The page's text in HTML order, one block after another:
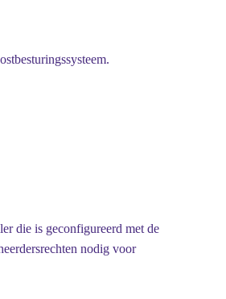
die is geconfigureerd met de
nodig voor